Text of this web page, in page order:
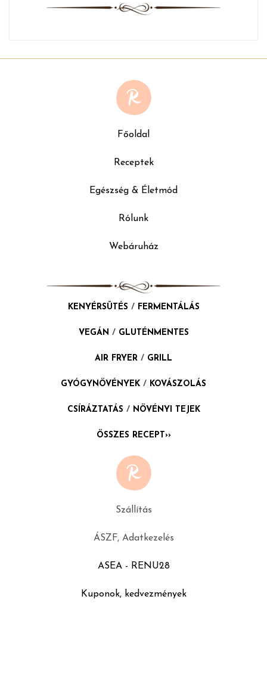
Főoldal
Receptek
Egészség & Életmód
Rólunk
Webáruház
KENYÉRSÜTÉS / FERMENTÁLÁS
VEGÁN / GLUTÉNMENTES
AIR FRYER / GRILL
GYÓGYNÖVÉNYEK / KOVÁSZOLÁS
CSÍRÁZTATÁS / NÖVÉNYI TEJEK
ÖSSZES RECEPT››
Szállítás
ÁSZF, Adatkezelés
ASEA - RENU28
Kuponok, kedvezmények